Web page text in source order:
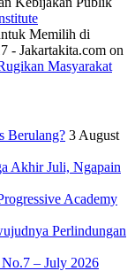
Memilih di
- Jakartakita.com on
Masyarakat
Berulang? 3 August
Akhir Juli, Ngapain
Academy
Perlindungan
– July 2026